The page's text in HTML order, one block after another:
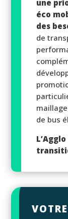
une
éco
des
de
de bus